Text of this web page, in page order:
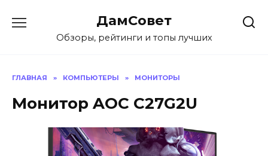
содержанию
ДамСовет
Обзоры, рейтинги и топы лучших
ГЛАВНАЯ » КОМПЬЮТЕРЫ » МОНИТОРЫ
Монитор AOC C27G2U